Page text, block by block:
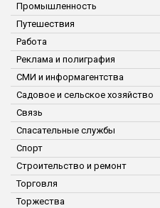
Промышленность
Путешествия
Работа
Реклама и полиграфия
СМИ и информагентства
Садовое и сельское хозяйство
Связь
Спасательные службы
Спорт
Строительство и ремонт
Торговля
Торжества